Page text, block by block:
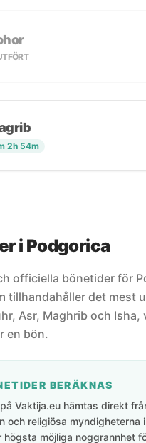
2h 54m
i Podgorica
officiella bönetider för
tillhandahåller det mest
Asr, Maghrib och
en bön.
BERÄKNAS
Vaktija.eu hämtas direkt
och religiösa myndigheterna
högsta möjliga noggrannhet